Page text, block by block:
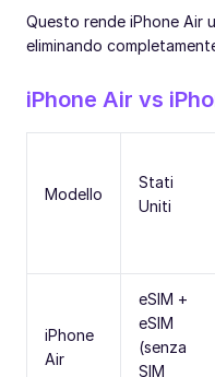
Questo rende iPhone Air
eliminando
iPhone Air vs
Modello
Stati
Uniti
iPhone
Air
eSIM +
eSIM
(senza
SIM